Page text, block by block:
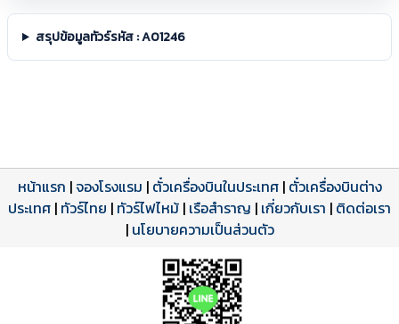
สรุปข้อมูลทัวร์รหัส : A01246
โปรแกรมทัวร์
ดาวน์โหลด PDF
รีวิวลูกค้าจริง
รีวิวจาก eTravelWay
เปิดหน้าเต็ม
ใบอนุญาตนำเที่ยว
เลขที่ 11/11450
เปิดหน้าเต็ม
หน้าแรก |จองโรงแรม | ตั๋วเครื่องบินในประเทศ| ตั๋วเครื่องบินต่าง
ประเทศ | ทัวร์ไทย | ทัวร์ไฟไหม้ | เรือสำราญ | เกี่ยวกับเรา | ติดต่อเรา
| นโยบายความเป็นส่วนตัว